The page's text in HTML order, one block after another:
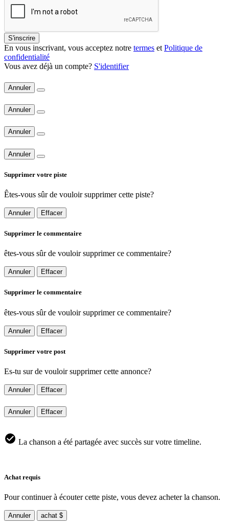
S'inscrire
En vous inscrivant, vous acceptez notre termes et Politique de
confidentialité
Vous avez déjà un compte? S'identifier
Annuler
Annuler
Annuler
Annuler
Supprimer votre piste
Êtes-vous sûr de vouloir supprimer cette piste?
Annuler Effacer
Supprimer le commentaire
êtes-vous sûr de vouloir supprimer ce commentaire?
Annuler Effacer
Supprimer le commentaire
êtes-vous sûr de vouloir supprimer ce commentaire?
Annuler Effacer
Supprimer votre post
Es-tu sur de vouloir supprimer cette annonce?
Annuler Effacer
Annuler Effacer
La chanson a été partagée avec succès sur votre timeline.
Achat requis
Pour continuer à écouter cette piste, vous devez acheter la chanson.
Annuler achat $